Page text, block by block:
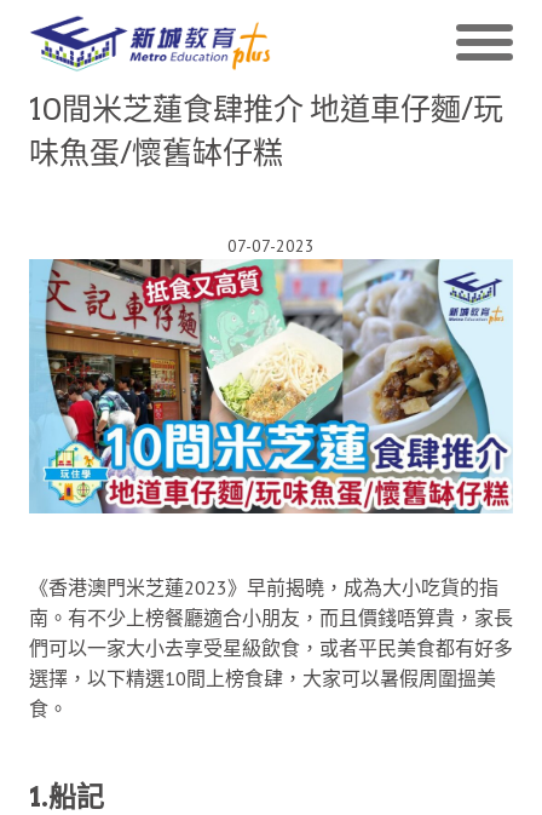
10間米芝蓮食肆推介 地道車仔麵/玩
味魚蛋/懷舊缽仔糕
07-07-2023
《香港澳門米芝蓮2023》早前揭曉，成為大小吃貨的指
南。有不少上榜餐廳適合小朋友，而且價錢唔算貴，家長
們可以一家大小去享受星級飲食，或者平民美食都有好多
選擇，以下精選10間上榜食肆，大家可以暑假周圍搵美
食。
1.船記